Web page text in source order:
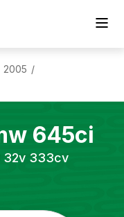
2005 /
645ci
32v 333cv